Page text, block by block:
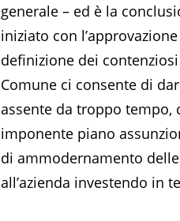
generale – ed è la
iniziato con
definizione dei contenziosi
Comune ci consente di
assente da troppo tempo,
imponente piano
di ammodernamento
all’azienda investendo in